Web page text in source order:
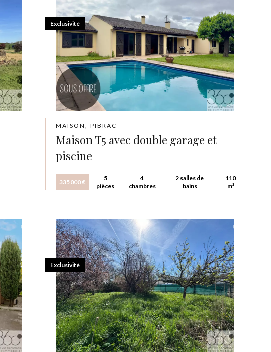
MAISON, PIBRAC
Maison T5 avec double garage et
piscine
335 000 €
5
pièces
4
chambres
2 salles de
bains
110
m²
Exclusivité
Exclusivité